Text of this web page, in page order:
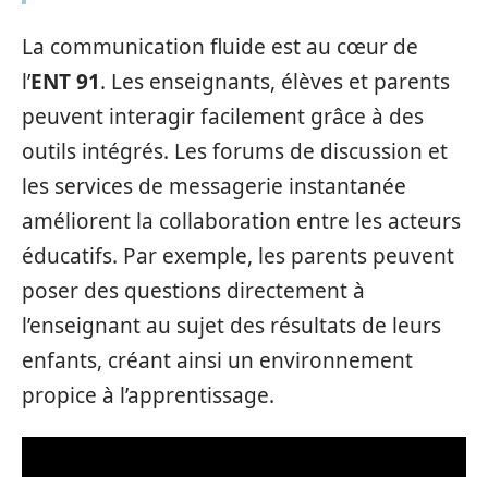
La communication fluide est au cœur de
l’ENT 91. Les enseignants, élèves et parents
peuvent interagir facilement grâce à des
outils intégrés. Les forums de discussion et
les services de messagerie instantanée
améliorent la collaboration entre les acteurs
éducatifs. Par exemple, les parents peuvent
poser des questions directement à
l’enseignant au sujet des résultats de leurs
enfants, créant ainsi un environnement
propice à l’apprentissage.